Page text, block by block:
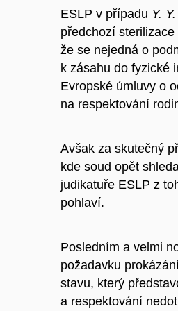
ESLP v případu Y.
předchozí
že se nejedná o
k zásahu do fyzické
Evropské úmluvy o
na respektování
Avšak za skutečný
kde soud opět
judikatuře ESLP z
pohlaví.
Posledním a velmi
požadavku
stavu, který
a respektování